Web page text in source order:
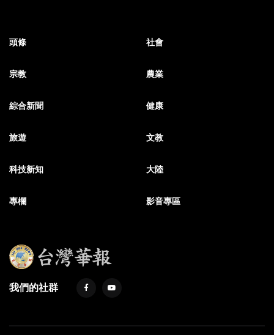
頭條 社會
宗教 農業
綜合新聞 健康
旅遊 文教
科技新知 大陸
專欄 影音專區
我們的社群